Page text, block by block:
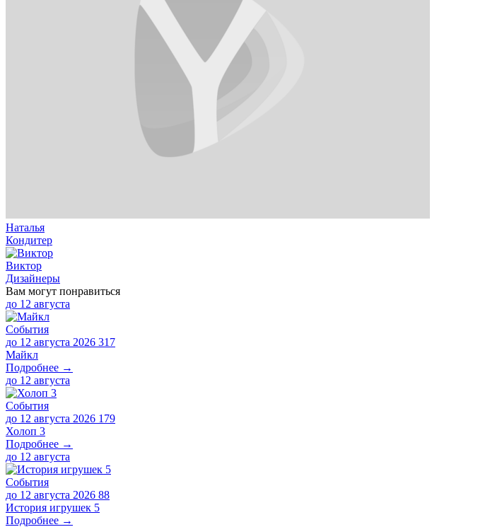
Наталья
Кондитер
Виктор
Дизайнеры
Вам могут понравиться
до 12 августа
События
до 12 августа 2026 317
Майкл
Подробнее →
до 12 августа
События
до 12 августа 2026 179
Холоп 3
Подробнее →
до 12 августа
События
до 12 августа 2026 88
История игрушек 5
Подробнее →